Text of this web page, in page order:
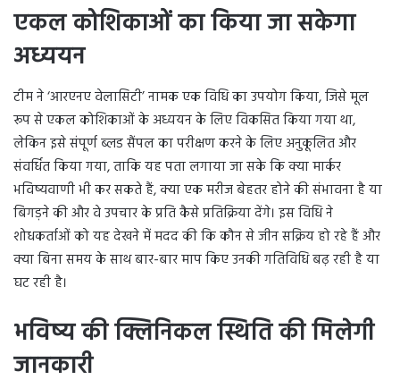
एकल कोशिकाओं का किया जा सकेगा
अध्ययन
टीम ने ‘आरएनए वेलासिटी’ नामक एक विधि का उपयोग किया, जिसे मूल
रूप से एकल कोशिकाओं के अध्ययन के लिए विकसित किया गया था,
लेकिन इसे संपूर्ण ब्लड सैंपल का परीक्षण करने के लिए अनुकूलित और
संवर्धित किया गया, ताकि यह पता लगाया जा सके कि क्या मार्कर
भविष्यवाणी भी कर सकते हैं, क्या एक मरीज बेहतर होने की संभावना है या
बिगड़ने की और वे उपचार के प्रति कैसे प्रतिक्रिया देंगे। इस विधि ने
शोधकर्ताओं को यह देखने में मदद की कि कौन से जीन सक्रिय हो रहे हैं और
क्या बिना समय के साथ बार-बार माप किए उनकी गतिविधि बढ़ रही है या
घट रही है।
भविष्य की क्लिनिकल स्थिति की मिलेगी
जानकारी